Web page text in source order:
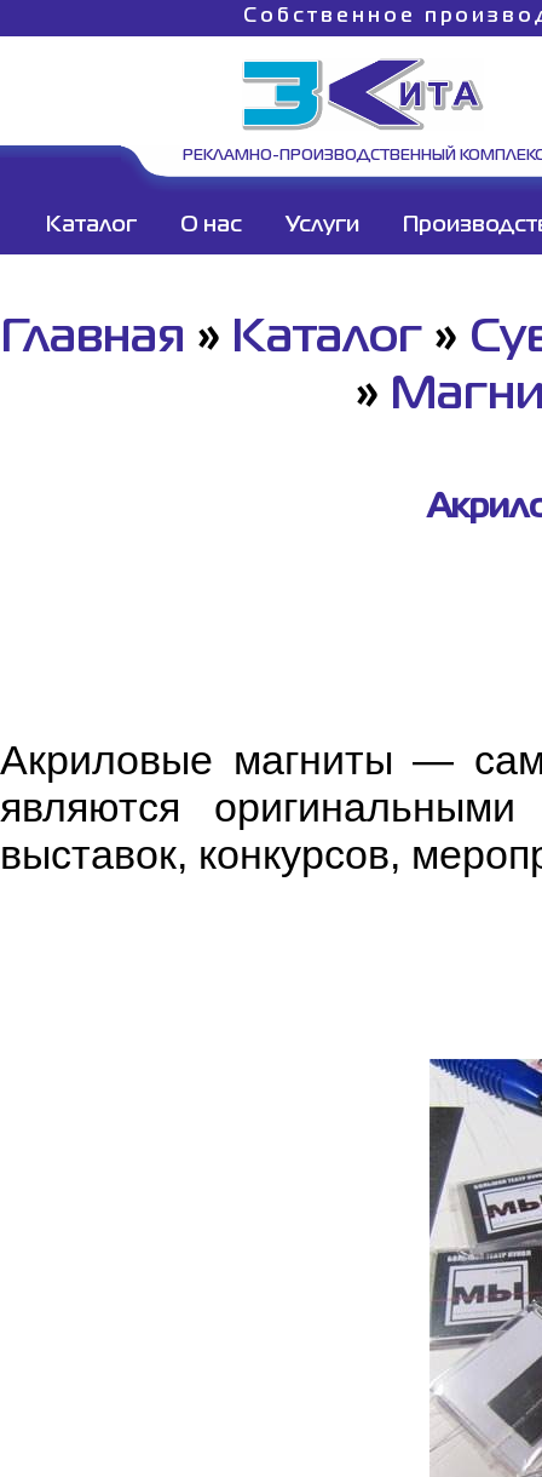
Собственное
РЕКЛАМНО-ПРОИЗВОДСТВЕННЫЙ
Каталог О нас Услуги
Главная » Каталог »
»
Акриловые магниты —
являются
выставок, конкурсов,